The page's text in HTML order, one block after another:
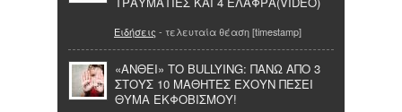
Ειδήσεις - τελευταία θέαση [timestamp]
«ΑΝΘΕΙ» ΤΟ BULLYING: ΠΑΝΩ ΑΠΟ 3
ΣΤΟΥΣ 10 ΜΑΘΗΤΕΣ ΕΧΟΥΝ ΠΕΣΕΙ
ΘΥΜΑ ΕΚΦΟΒΙΣΜΟΥ!